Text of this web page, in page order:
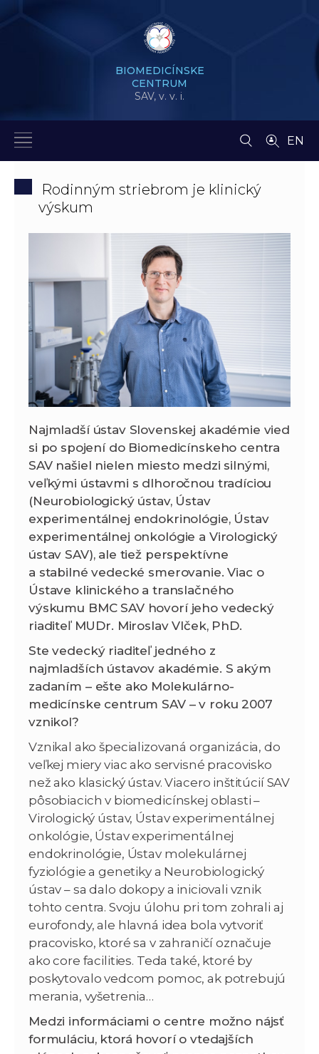
BIOMEDICÍNSKE
CENTRUM
SAV, v. v. i.
EN
Rodinným striebrom je klinický
výskum
Najmladší ústav Slovenskej akadémie vied
si po spojení do Biomedicínskeho centra
SAV našiel nielen miesto medzi silnými,
veľkými ústavmi s dlhoročnou tradíciou
(Neurobiologický ústav, Ústav
experimentálnej endokrinológie, Ústav
experimentálnej onkológie a Virologický
ústav SAV), ale tiež perspektívne
a stabilné vedecké smerovanie. Viac o
Ústave klinického a translačného
výskumu BMC SAV hovorí jeho vedecký
riaditeľ MUDr. Miroslav Vlček, PhD.
Ste vedecký riaditeľ jedného z
najmladších ústavov akadémie. S akým
zadaním – ešte ako Molekulárno-
medicínske centrum SAV – v roku 2007
vznikol?
Vznikal ako špecializovaná organizácia, do
veľkej miery viac ako servisné pracovisko
než ako klasický ústav. Viacero inštitúcií SAV
pôsobiacich v biomedicínskej oblasti –
Virologický ústav, Ústav experimentálnej
onkológie, Ústav experimentálnej
endokrinológie, Ústav molekulárnej
fyziológie a genetiky a Neurobiologický
ústav – sa dalo dokopy a iniciovali vznik
tohto centra. Svoju úlohu pri tom zohrali aj
eurofondy, ale hlavná idea bola vytvoriť
pracovisko, ktoré sa v zahraničí označuje
ako core facilities. Teda také, ktoré by
poskytovalo vedcom pomoc, ak potrebujú
merania, vyšetrenia…
Medzi informáciami o centre možno nájsť
formuláciu, ktorá hovorí o vtedajších